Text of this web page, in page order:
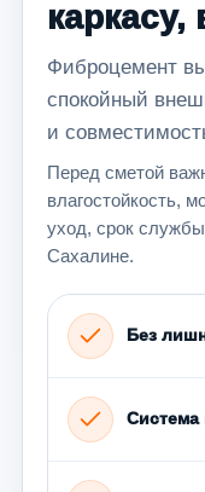
каркасу,
Фиброцемент
спокойный
и
Перед сметой
влагостойкость,
уход, срок
Сахалине.
Без
Система